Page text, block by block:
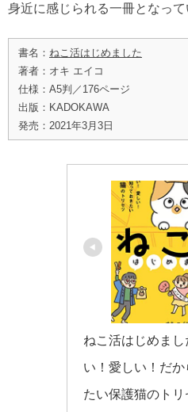
身近に感じられる一冊となって
書名： ねこ活はじめました
著者：オキ エイコ
仕様：A5判／176ページ
出版：KADOKAWA
発売：2021年3月3日
ねこ活はじめま
い！愛しい！だか
たい保護猫のト